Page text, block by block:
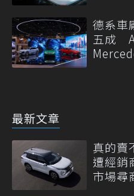
德系車
五成
最新文章
真的賣
遭經銷
市場尋